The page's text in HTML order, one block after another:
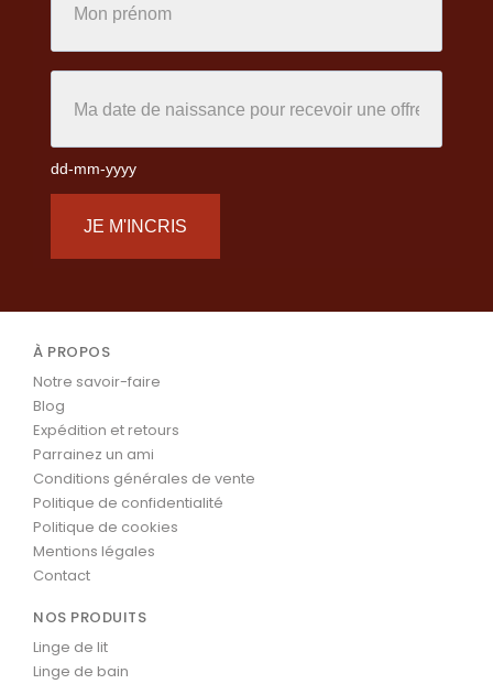
dd-mm-yyyy
JE M'INCRIS
À PROPOS
Notre savoir-faire
Blog
Expédition et retours
Parrainez un ami
Conditions générales de vente
Politique de confidentialité
Politique de cookies
Mentions légales
Contact
NOS PRODUITS
Linge de lit
Linge de bain